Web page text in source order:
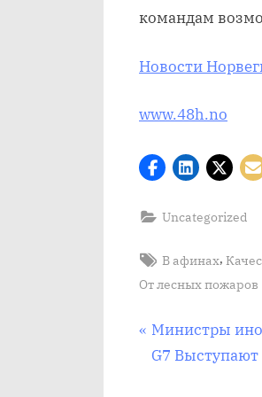
командам
Новости
www.48h.no
Uncategorized
Tags:
В афинах,
От лесных пожаров
Post
П
р
Министры
G7